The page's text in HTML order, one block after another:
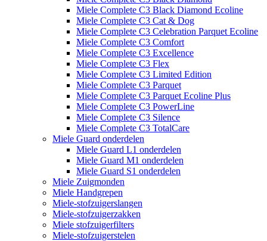
Miele Complete C3 Black Diamond Ecoline
Miele Complete C3 Cat & Dog
Miele Complete C3 Celebration Parquet Ecoline​
Miele Complete C3 Comfort
Miele Complete C3 Excellence
Miele Complete C3 Flex
Miele Complete C3 Limited Edition
Miele Complete C3 Parquet
Miele Complete C3 Parquet Ecoline Plus
Miele Complete C3 PowerLine
Miele Complete C3 Silence
Miele Complete C3 TotalCare
Miele Guard onderdelen
Miele Guard L1 onderdelen
Miele Guard M1 onderdelen
Miele Guard S1 onderdelen
Miele Zuigmonden
Miele Handgrepen
Miele-stofzuigerslangen
Miele-stofzuigerzakken
Miele stofzuigerfilters
Miele-stofzuigerstelen